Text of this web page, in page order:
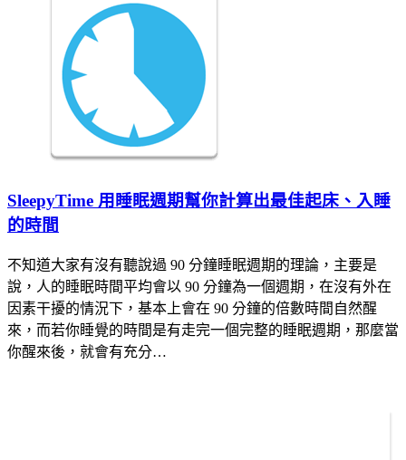
SleepyTime 用睡眠週期幫你計算出最佳起床、入睡
的時間
不知道大家有沒有聽說過 90 分鐘睡眠週期的理論，主要是
說，人的睡眠時間平均會以 90 分鐘為一個週期，在沒有外在
因素干擾的情況下，基本上會在 90 分鐘的倍數時間自然醒
來，而若你睡覺的時間是有走完一個完整的睡眠週期，那麼當
你醒來後，就會有充分…